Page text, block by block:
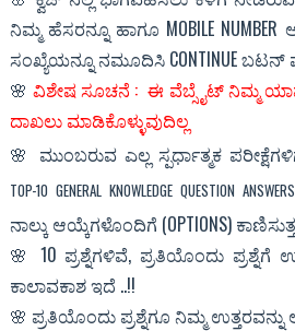
ನಿಮ್ಮ ಹೆಸರನ್ನೂ ಹಾಗೂ MOBILE
ಸಂಖ್ಯೆಯನ್ನೂ ನಮೂದಿಸಿ CONTINUE ಬಟನ್
🌸 ವಿಶೇಷ ಸೂಚನೆ : ಈ ವೆಬ್ಸೈಟ್ ನಿಮ್ಮ
ದಾಖಲು ಮಾಡಿಕೊಳ್ಳುವುದಿಲ್ಲ
🌸 ಮುಂಬರುವ ಎಲ್ಲ ಸ್ಪರ್ಧಾತ್ಮಕ
TOP-10 GENERAL KNOWLEDGE QUESTION
ನಾಲ್ಕು ಆಯ್ಕೆಗಳೊಂದಿಗೆ (OPTIONS)
🌸 10 ಪ್ರಶ್ನೆಗಳಿವೆ, ಪ್ರತಿಯೊಂದು
ಕಾಲಾವಕಾಶ ಇದೆ ..!!
🌸 ಪ್ರತಿಯೊಂದು ಪ್ರಶ್ನೆಗೂ ನಿಮ್ಮ